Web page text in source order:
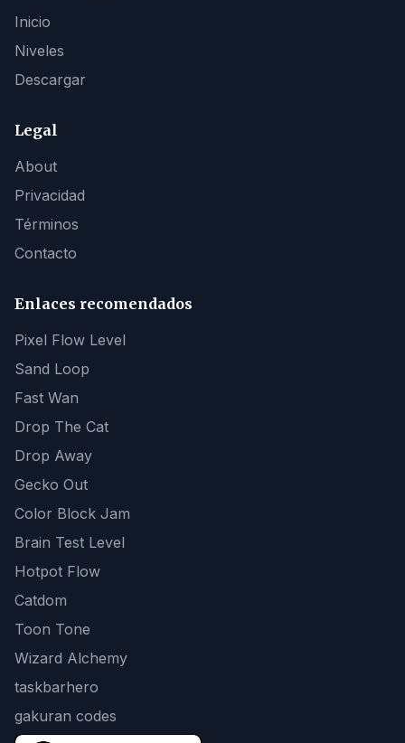
Inicio
Niveles
Descargar
Legal
About
Privacidad
Términos
Contacto
Enlaces recomendados
Pixel Flow Level
Sand Loop
Fast Wan
Drop The Cat
Drop Away
Gecko Out
Color Block Jam
Brain Test Level
Hotpot Flow
Catdom
Toon Tone
Wizard Alchemy
taskbarhero
gakuran codes